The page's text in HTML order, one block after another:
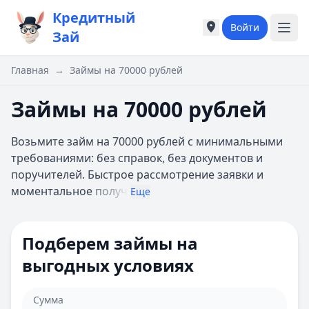
Кредитный
Зай
Города России
Екатеринбург
Казань
Астрахань
Б
Барнаул
Города России
Екатеринбург
Казань
Астрахань
Б
Барнаул
Войти
Главная → Займы на 70000 рублей
Займы на 70000 рублей
Возьмите займ на 70000 рублей с минимальными
требованиями: без справок, без документов и
поручителей. Быстрое рассмотрение заявки и
моментальное получ Еще
Подберем займы на
выгодных условиях
Сумма